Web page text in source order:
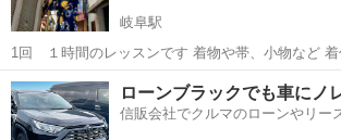
岐阜駅
1回 １時間のレッスンです 着物や帯、小物など 着付けに使うものは
全て貸し出しをしてます タオルや紐も必要ありません 料金は
です 場所は岐阜市の六条東 MEGAドンキが近くにあります 営業時間
は10～18時...
岐阜 岐阜市 岐阜駅 着付け 手ぶら
ローンブラックでも車にノ
信販会社でクルマのローンやリー